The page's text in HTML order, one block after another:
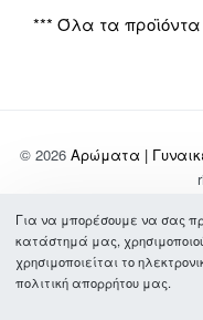
*** Όλα τα
© 2026 Αρώματα |
Τρόποι
Για να μπορέσουμε να σας
κατάστημά μας,
χρησιμοποιείται το
πολιτική απορρήτου μας.